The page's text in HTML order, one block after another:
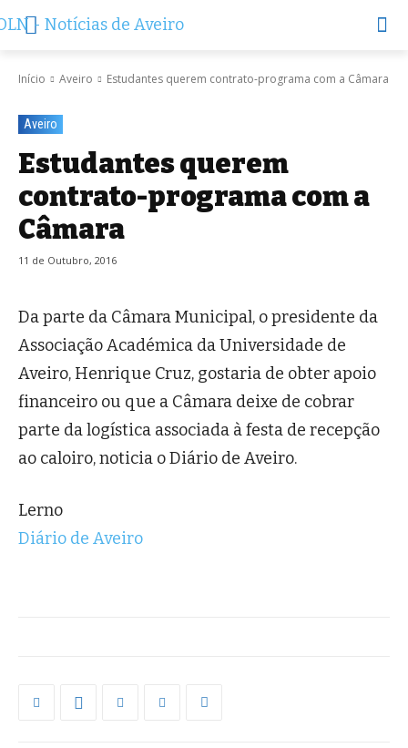
Início Aveiro Estudantes querem contrato-programa com a Câmara
Aveiro
Estudantes querem
contrato-programa com a
Câmara
11 de Outubro, 2016
Da parte da Câmara Municipal, o presidente da
Associação Académica da Universidade de
Aveiro, Henrique Cruz, gostaria de obter apoio
financeiro ou que a Câmara deixe de cobrar
parte da logística associada à festa de recepção
ao caloiro, noticia o Diário de Aveiro.
Lerno
Diário de Aveiro